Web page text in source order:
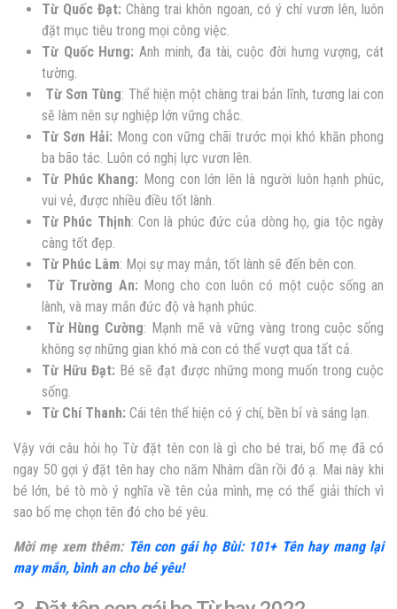
Từ Quốc Đạt: Chàng trai khôn ngoan, có ý chí vươn lên, luôn
đặt mục tiêu trong mọi công việc.
Từ Quốc Hưng: Anh minh, đa tài, cuộc đời hưng vượng, cát
tường.
Từ Sơn Tùng: Thể hiện một chàng trai bản lĩnh, tương lai con
sẽ làm nên sự nghiệp lớn vững chắc.
Từ Sơn Hải: Mong con vững chãi trước mọi khó khăn phong
ba bão tác. Luôn có nghị lực vươn lên.
Từ Phúc Khang: Mong con lớn lên là người luôn hạnh phúc,
vui vẻ, được nhiều điều tốt lành.
Từ Phúc Thịnh: Con là phúc đức của dòng họ, gia tộc ngày
càng tốt đẹp.
Từ Phúc Lâm: Mọi sự may mắn, tốt lành sẽ đến bên con.
Từ Trường An: Mong cho con luôn có một cuộc sống an
lành, và may mắn đức độ và hạnh phúc.
Từ Hùng Cường: Mạnh mẽ và vững vàng trong cuộc sống
không sợ những gian khó mà con có thể vượt qua tất cả.
Từ Hữu Đạt: Bé sẽ đạt được những mong muốn trong cuộc
sống.
Từ Chí Thanh: Cái tên thể hiện có ý chí, bền bỉ và sáng lạn.
Vậy với câu hỏi họ Từ đặt tên con là gì cho bé trai, bố mẹ đã có
ngay 50 gợi ý đặt tên hay cho năm Nhâm dần rồi đó ạ. Mai này khi
bé lớn, bé tò mò ý nghĩa về tên của mình, mẹ có thể giải thích vì
sao bố mẹ chọn tên đó cho bé yêu.
Mời mẹ xem thêm: Tên con gái họ Bùi: 101+ Tên hay mang lại
may mắn, bình an cho bé yêu!